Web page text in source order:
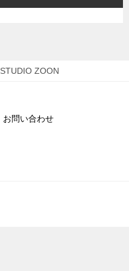
STUDIO ZOON
お問い合わせ